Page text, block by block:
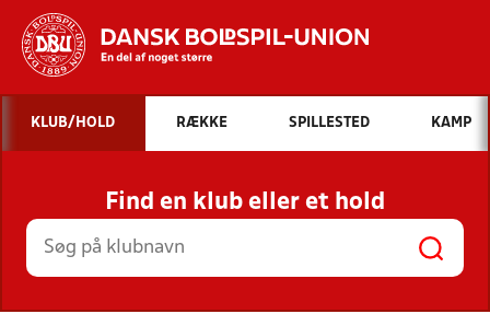
Hvad vil du søge efter?
INDHOLD OG NYHEDER
STILLINGER, RESULTATER, KLUBBER OG
HOLD
KLUB/HOLD RÆKKE SPILLESTED KAMP
Find en klub eller et hold